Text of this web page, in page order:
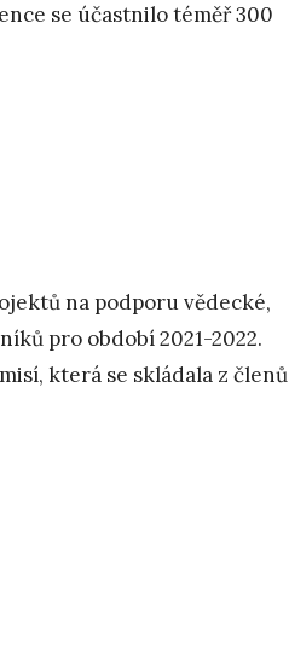
se účastnilo téměř 300
na podporu vědecké,
pro období 2021-2022.
která se skládala z členů